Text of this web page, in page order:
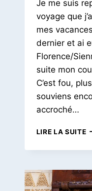
Petit
Pois
Je me suis
voyage que
mes
dernier et ai
Florence/
suite mon
C’est fou,
souviens
accroché…
LIRE LA SUITE
&